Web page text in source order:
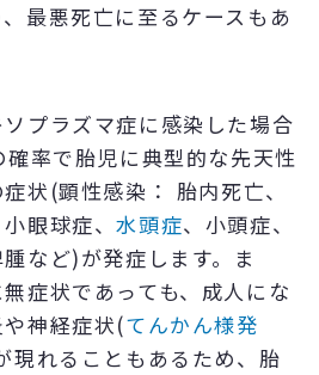
最悪死亡に至るケースもあ
プラズマ症に感染した場合
率で胎児に典型的な先天性
状(顕性感染： 胎内死亡、
眼球症、水頭症、小頭症、
など)が発症します。ま
症状であっても、成人にな
神経症状(てんかん様発
現れることもあるため、胎